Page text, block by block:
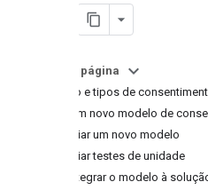
Nesta página
Estado e tipos de
Criar um novo modelo de
1. Criar um novo modelo
2. Criar testes de unidade
3. Integrar o modelo à